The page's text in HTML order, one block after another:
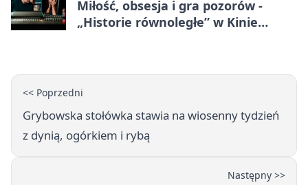
Miłość, obsesja i gra pozorów -
„Historie równoległe” w Kinie
<< Poprzedni
Grybowska stołówka stawia na wiosenny tydzień
z dynią, ogórkiem i rybą
Następny >>